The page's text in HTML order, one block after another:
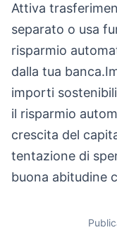
Attiva
separato o usa
risparmio
dalla tua
importi
il risparmio
crescita del
tentazione di
buona abitudine